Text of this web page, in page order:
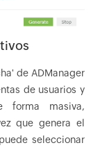
de ADManager
de usuarios y
forma masiva,
que genera el
seleccionar